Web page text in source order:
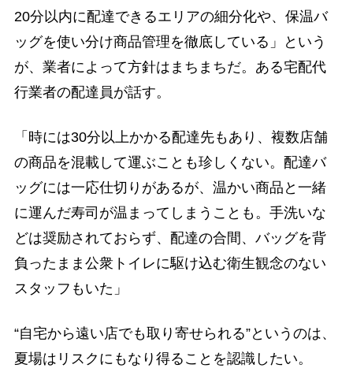
20分以内に配達できるエリアの細分化や、保温バ
ッグを使い分け商品管理を徹底している」という
が、業者によって方針はまちまちだ。ある宅配代
行業者の配達員が話す。
「時には30分以上かかる配達先もあり、複数店舗
の商品を混載して運ぶことも珍しくない。配達バ
ッグには一応仕切りがあるが、温かい商品と一緒
に運んだ寿司が温まってしまうことも。手洗いな
どは奨励されておらず、配達の合間、バッグを背
負ったまま公衆トイレに駆け込む衛生観念のない
スタッフもいた」
“自宅から遠い店でも取り寄せられる”というのは、
夏場はリスクにもなり得ることを認識したい。